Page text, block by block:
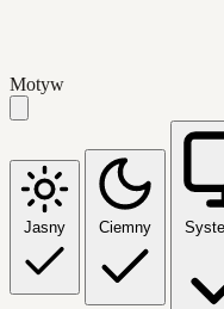
Motyw
Jasny Ciemny